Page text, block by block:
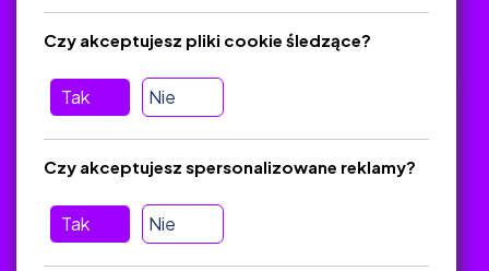
FAQ
wiadomość nie trafiła do folderu SPAM)
Tak Nie
Czy akceptujesz pliki cookie śledzące?
Tak Nie
Czy akceptujesz spersonalizowane reklamy?